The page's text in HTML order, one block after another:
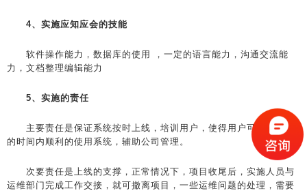
4、实施应知应会的技能
软件操作能力，数据库的使用 ，一定的语言能力，沟通交流能
力，文档整理编辑能力
5、实施的责任
主要责任是保证系统按时上线，培训用户，使得用户可以在计划
的时间内顺利的使用系统，辅助公司管理。
次要责任是上线的支撑，正常情况下，项目收尾后，实施人员与
运维部门完成工作交接，就可撤离项目，一些运维问题的处理，需要